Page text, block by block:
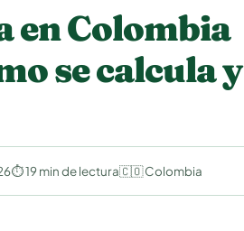
en Colombia
se calcula y
⏱ 19 min de lectura🇨🇴 Colombia